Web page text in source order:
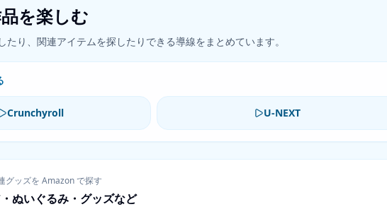
を楽しむ
たり、関連アイテムを探したりできる導線をまとめています。
Crunchyroll U-NEXT
グッズを Amazon で探す
ぬいぐるみ・グッズなど